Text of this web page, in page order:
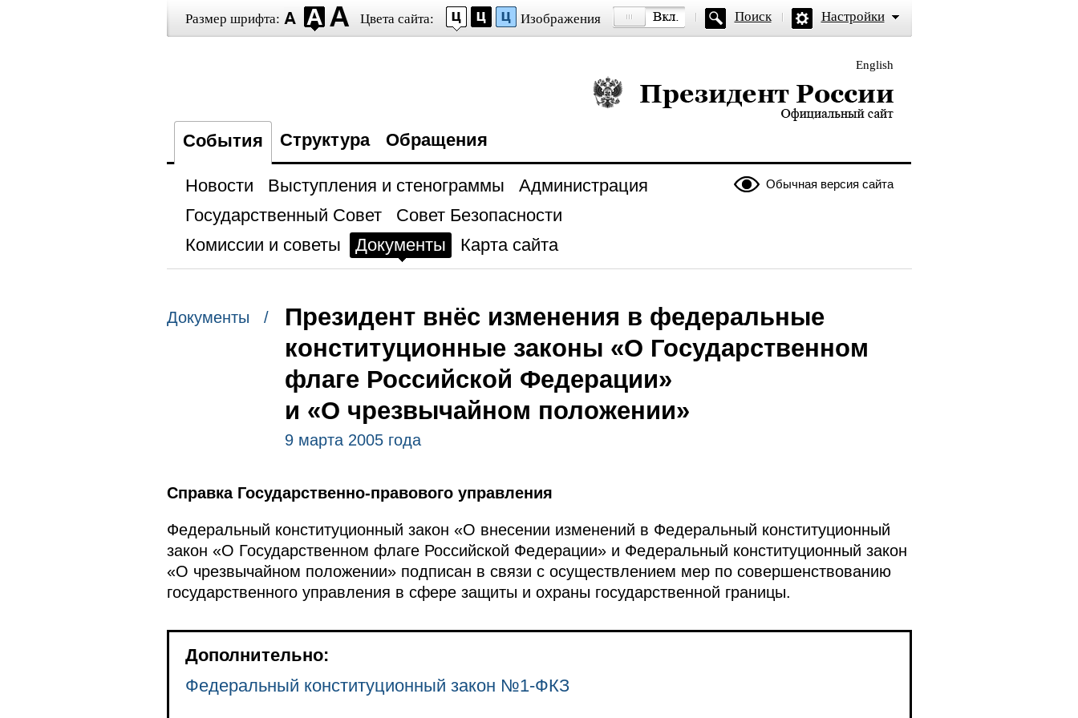
Размер шрифта: Цвета сайта: Изображения Поиск Настройки
English
Президент России — официальный сайт
События Структура Обращения
Обычная версия сайта
Новости Выступления и стенограммы
Администрация
Государственный Совет
Совет Безопасности
Комиссии и советы
Документы Карта сайта
Документы /
Президент внёс изменения в федеральные
конституционные законы «О Государственном
флаге Российской Федерации»
и «О чрезвычайном положении»
9 марта 2005 года
Справка Государственно-правового управления
Федеральный конституционный закон «О внесении изменений в Федеральный конституционный
закон «О Государственном флаге Российской Федерации» и Федеральный конституционный закон
«О чрезвычайном положении» подписан в связи с осуществлением мер по совершенствованию
государственного управления в сфере защиты и охраны государственной границы.
Дополнительно:
Федеральный конституционный закон №1-ФКЗ